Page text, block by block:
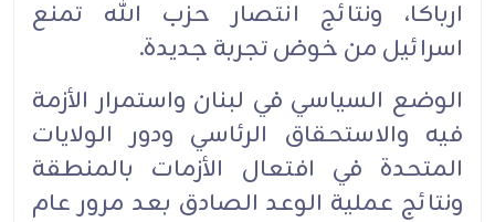
ارباكا، ونتائج انتصار حزب الله تمنع
اسرائيل من خوض تجربة جديدة.
الوضع السياسي في لبنان واستمرار الأزمة
فيه والاستحقاق الرئاسي ودور الولايات
المتحدة في افتعال الأزمات بالمنطقة
ونتائج عملية الوعد الصادق بعد مرور عام